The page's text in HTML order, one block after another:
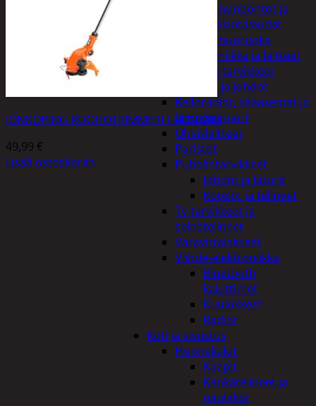
Linnunpöntöt ja
ruokintalaudat
Linnunruoka
Kodin elektroniikka ja laitteet
Imurit ja tarvikkeet
Kaapelit ja johdot
Kelloradiot, sääasemat ja
lämpömittarit
Oheislaitteet
Paristot
Puhelintarvikkeet
Johdot ja laturit
Kotelot ja telineet
Tv-tarvikkeet ja
seinätelineet
Varavirtalaitteet
Viihde-elektroniikka
Bluetooth
kaiuttimet
Kuulokkeet
Radiot
Koti ja sisustus
Huonekalut
Kaapit
Kenkätelineet ja
naulakot
JONKÖPING RUOHOTRIMMERI LI-ION 20V
49,99 €
Lisää ostoskoriin